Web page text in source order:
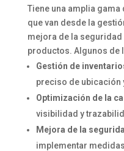
Tiene una amplia
que van desde la
mejora de la
productos. Algunos de
Gestión de
preciso de ubicación
Optimización de la
visibilidad y
Mejora de la
implementar